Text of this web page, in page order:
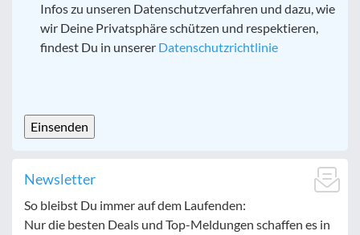
Infos zu unseren Datenschutzverfahren und dazu, wie
wir Deine Privatsphäre schützen und respektieren,
findest Du in unserer Datenschutzrichtlinie
Newsletter
So bleibst Du immer auf dem Laufenden:
Nur die besten Deals und Top-Meldungen schaffen es in